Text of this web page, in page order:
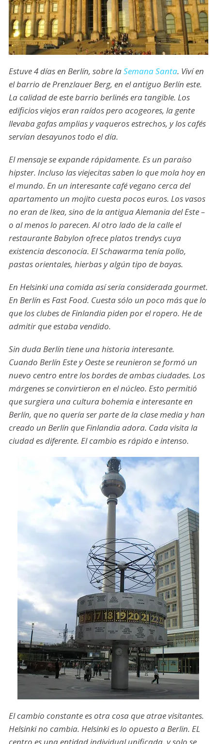
Estuve 4 días en Berlín, sobre laSemana Santa. Viví en
el barrio de Prenzlauer Berg, en el antiguo Berlín este.
La calidad de este barrio berlinés era tangible. Los
edificios viejos eran raídos pero acogeores, la gente
llevaba gafas amplias y vaqueros estrechos, y los cafés
servían desayunos todo el día.
El mensaje se expande rápidamente. Es un paraíso
hipster. Incluso las viejecitas saben lo que mola hoy en
el mundo. En un interesante café vegano cerca del
apartamento un mojito cuesta pocos euros. Los vasos
no eran de Ikea, sino de la antigua Alemania del Este –
o al menos lo parecen. Al otro lado de la calle el
restaurante Babylon ofrece platos trendys cuya
existencia desconocía. El Schawarma tenía pollo,
pastas orientales, hierbas y algún tipo de bayas.
En Helsinki una comida así sería considerada gourmet.
En Berlín es Fast Food. Cuesta sólo un poco más que lo
que los clubes de Finlandia piden por el ropero. He de
admitir que estaba vendido.
Sin duda Berlín tiene una historia interesante.
Cuando Berlín Este y Oeste se reunieron se formó un
nuevo centro entre los bordes de ambas ciudades. Los
márgenes se convirtieron en el núcleo. Esto permitió
que surgiera una cultura bohemia e interesante en
Berlín, que no quería ser parte de la clase media y han
creado un Berlín que Finlandia adora. Cada visita la
ciudad es diferente. El cambio es rápido e intenso.
El cambio constante es otra cosa que atrae visitantes.
Helsinki no cambia. Helsinki es lo opuesto a Berlin. EL